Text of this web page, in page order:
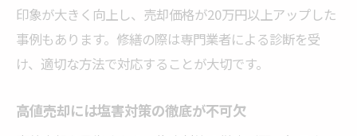
印象が大きく向上し、売却価格が20万円以上アップした
事例もあります。修繕の際は専門業者による診断を受
け、適切な方法で対応することが大切です。
高値売却には塩害対策の徹底が不可欠